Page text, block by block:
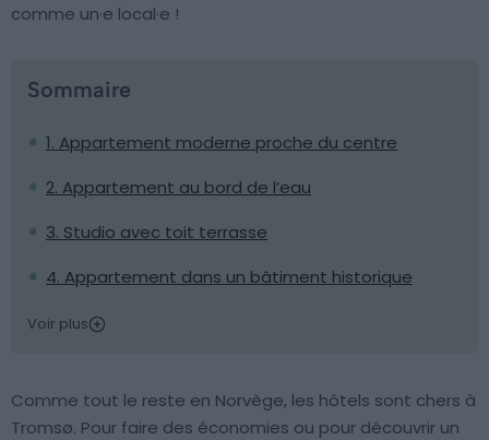
comme un·e local·e !
Sommaire
1. Appartement moderne proche du centre
2. Appartement au bord de l’eau
3. Studio avec toit terrasse
4. Appartement dans un bâtiment historique
Voir plus
Comme tout le reste en Norvège, les hôtels sont chers à
Tromsø. Pour faire des économies ou pour découvrir un